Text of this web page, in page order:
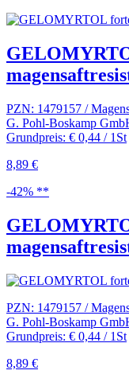
PZN: 1479157 /
G. Pohl-Boskamp
Grundpreis: € 0,44 / 1St
8,89 €
-42% **
PZN: 1479157 /
G. Pohl-Boskamp
Grundpreis: € 0,44 / 1St
8,89 €